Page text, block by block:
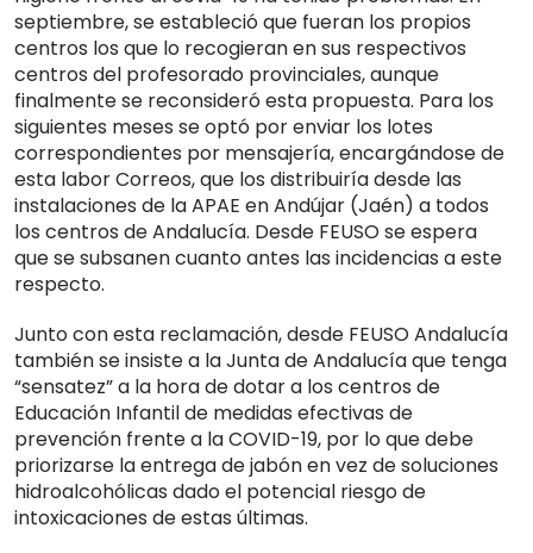
septiembre, se estableció que fueran los propios
centros los que lo recogieran en sus respectivos
centros del profesorado provinciales, aunque
finalmente se reconsideró esta propuesta. Para los
siguientes meses se optó por enviar los lotes
correspondientes por mensajería, encargándose de
esta labor Correos, que los distribuiría desde las
instalaciones de la APAE en Andújar (Jaén) a todos
los centros de Andalucía. Desde FEUSO se espera
que se subsanen cuanto antes las incidencias a este
respecto.
Junto con esta reclamación, desde FEUSO Andalucía
también se insiste a la Junta de Andalucía que tenga
“sensatez” a la hora de dotar a los centros de
Educación Infantil de medidas efectivas de
prevención frente a la COVID-19, por lo que debe
priorizarse la entrega de jabón en vez de soluciones
hidroalcohólicas dado el potencial riesgo de
intoxicaciones de estas últimas.